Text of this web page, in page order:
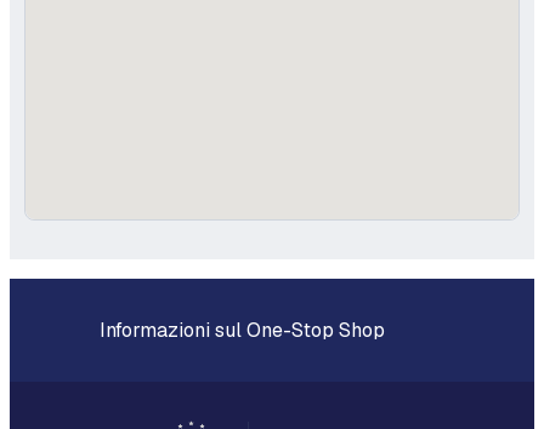
Informazioni sul One-Stop Shop